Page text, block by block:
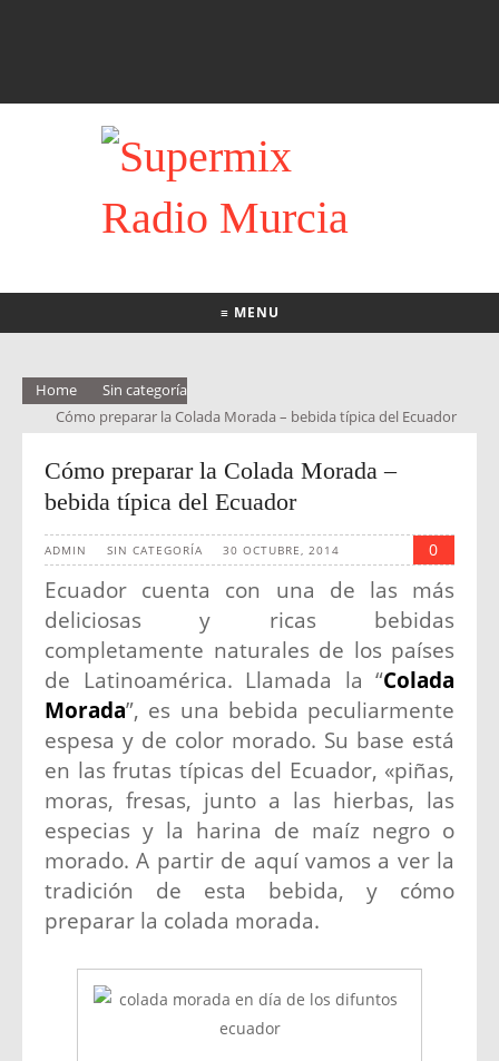
≡ MENU
Home
Sin categoría
Cómo preparar la Colada Morada – bebida típica del Ecuador
Cómo preparar la Colada Morada –
bebida típica del Ecuador
ADMIN SIN CATEGORÍA 30 OCTUBRE, 2014 0
Ecuador cuenta con una de las más
deliciosas y ricas bebidas
completamente naturales de los países
de Latinoamérica. Llamada la “Colada
Morada”, es una bebida peculiarmente
espesa y de color morado. Su base está
en las frutas típicas del Ecuador, «piñas,
moras, fresas, junto a las hierbas, las
especias y la harina de maíz negro o
morado. A partir de aquí vamos a ver la
tradición de esta bebida, y cómo
preparar la colada morada.